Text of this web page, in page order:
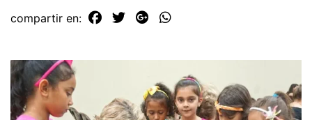
compartir en: